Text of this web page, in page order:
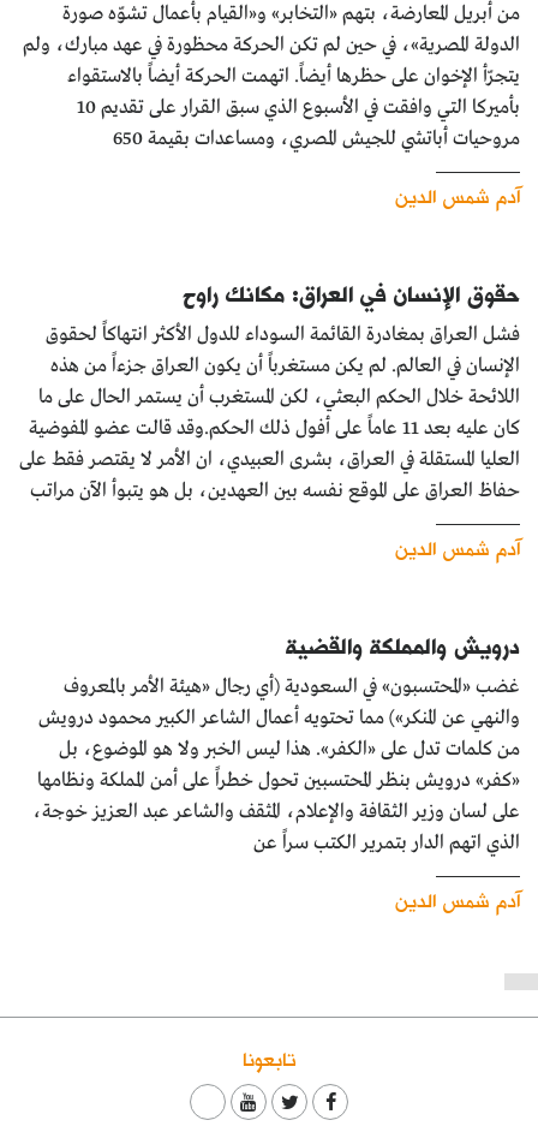
من أبريل المعارضة، بتهم «التخابر» و«القيام بأعمال تشوّه صورة
الدولة المصرية»، في حين لم تكن الحركة محظورة في عهد مبارك، ولم
يتجرّأ الإخوان على حظرها أيضاً. اتهمت الحركة أيضاً بالاستقواء
بأميركا التي وافقت في الأسبوع الذي سبق القرار على تقديم 10
مروحيات أباتشي للجيش المصري، ومساعدات بقيمة 650
آدم شمس الدين
حقوق الإنسان في العراق: مكانك راوح
فشل العراق بمغادرة القائمة السوداء للدول الأكثر انتهاكاً لحقوق
الإنسان في العالم. لم يكن مستغرباً أن يكون العراق جزءاً من هذه
اللائحة خلال الحكم البعثي، لكن المستغرب أن يستمر الحال على ما
كان عليه بعد 11 عاماً على أفول ذلك الحكم.وقد قالت عضو المفوضية
العليا المستقلة في العراق، بشرى العبيدي، ان الأمر لا يقتصر فقط على
حفاظ العراق على الموقع نفسه بين العهدين، بل هو يتبوأ الآن مراتب
آدم شمس الدين
درويش والمملكة والقضية
غضب «المحتسبون» في السعودية (أي رجال «هيئة الأمر بالمعروف
والنهي عن المنكر») مما تحتويه أعمال الشاعر الكبير محمود درويش
من كلمات تدل على «الكفر». هذا ليس الخبر ولا هو الموضوع، بل
«كفر» درويش بنظر المحتسبين تحول خطراً على أمن المملكة ونظامها
على لسان وزير الثقافة والإعلام، المثقف والشاعر عبد العزيز خوجة،
الذي اتهم الدار بتمرير الكتب سراً عن
آدم شمس الدين
تابعونا